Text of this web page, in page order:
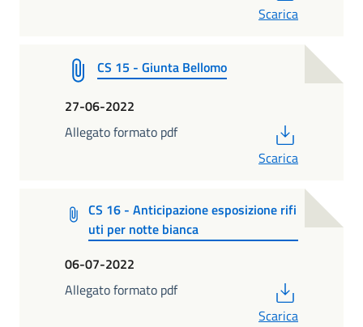
Scarica
CS 15 - Giunta Bellomo
27-06-2022
Allegato formato pdf
Scarica
CS 16 - Anticipazione esposizione rifi
uti per notte bianca
06-07-2022
Allegato formato pdf
Scarica